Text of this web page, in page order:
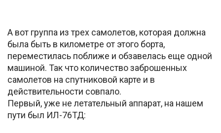
А вот группа из трех самолетов, которая должна
была быть в километре от этого борта,
переместилась поближе и обзавелась еще одной
машиной. Так что количество заброшенных
самолетов на спутниковой карте и в
действительности совпало.
Первый, уже не летательный аппарат, на нашем
пути был ИЛ-76ТД: